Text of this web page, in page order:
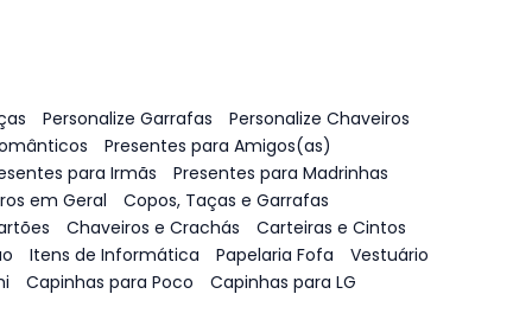
Personalize Garrafas
Personalize Chaveiros
Presentes para Amigos(as)
para Irmãs
Presentes para Madrinhas
em Geral
Copos, Taças e Garrafas
Chaveiros e Crachás
Carteiras e Cintos
Itens de Informática Papelaria Fofa
Vestuário
Capinhas para Poco Capinhas para LG